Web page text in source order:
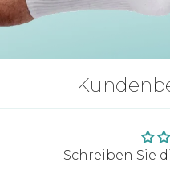
Schreiben Sie